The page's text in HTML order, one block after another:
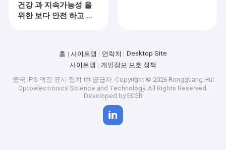
건강 과 지속가능성 을
위한 보다 안전 하고 낮
홈 사이트맵 연락처
Desktop Site
사이트맵
개인정보 보호 정책
중국 IPS 액정 표시 장치 tft 공급자. Copyright © 2026 Rongguang Hui
Optoelectronics Science and Technology. All Rights Reserved.
Developed by ECER